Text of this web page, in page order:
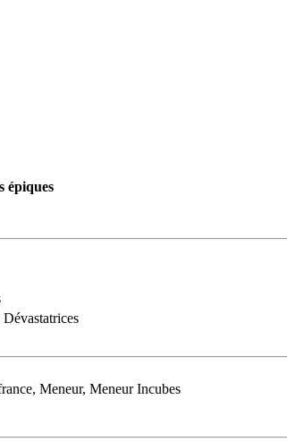
épiques
Dévastatrices
Meneur, Meneur Incubes